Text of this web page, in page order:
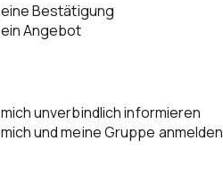
eine Bestätigung
ein Angebot
mich unverbindlich informieren
mich und meine Gruppe anmelden